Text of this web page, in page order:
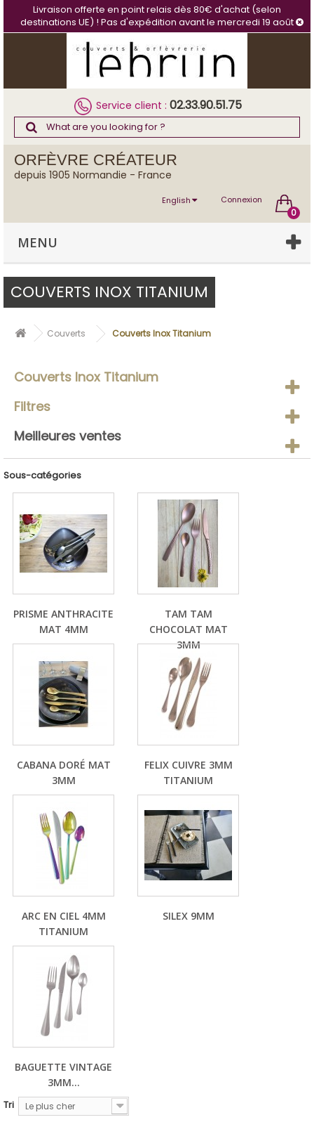
Livraison offerte en point relais dès 80€ d'achat (selon
destinations UE) ! Pas d'expédition avant le mercredi 19 août
Service client : 02.33.90.51.75
ORFÈVRE CRÉATEUR
depuis 1905 Normandie - France
0
Connexion
English
MENU
COUVERTS INOX TITANIUM
Couverts Couverts Inox Titanium
Couverts Inox Titanium
Filtres
Meilleures ventes
Sous-catégories
PRISME ANTHRACITE
MAT 4MM
TAM TAM
CHOCOLAT MAT
3MM
CABANA DORÉ MAT
3MM
FELIX CUIVRE 3MM
TITANIUM
ARC EN CIEL 4MM
TITANIUM
SILEX 9MM
BAGUETTE VINTAGE
3MM...
Tri
Le plus cher
Cookies management panel